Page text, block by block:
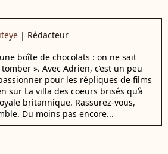
| Rédacteur
boîte de chocolats : on ne sait
». Avec Adrien, c’est un peu
pour les répliques de films
sur La villa des coeurs brisés qu’à
britannique. Rassurez-vous,
Du moins pas encore...